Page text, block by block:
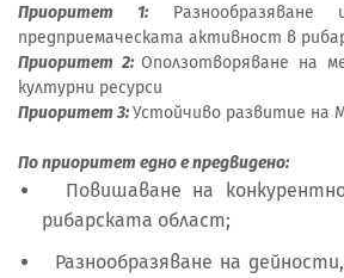
Приоритет 1:Разнообразяване
предприемаческата активност в
Приоритет 2:Оползотворяване на
културни ресурси
Приоритет 3:Устойчиво развитие на
По приоритет едно е предвидено:
Повишаване на
рибарската област;
Разнообразяване на